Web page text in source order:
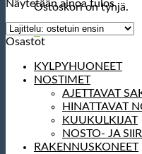
Ostoskori on tyhjä.
0
Näytetään ainoa tulos
Osastot
KYLPYHUONEET
NOSTIMET
AJETTAVAT
HINATTAVAT
KUUKULKIJAT
NOSTO- JA
RAKENNUSKONEET